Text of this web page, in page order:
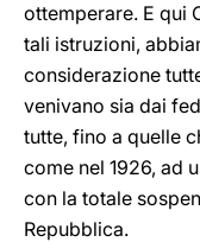
ottemperare. E qui
tali istruzioni,
considerazione
venivano sia dai
tutte, fino a quelle
come nel 1926, ad
con la totale
Repubblica.